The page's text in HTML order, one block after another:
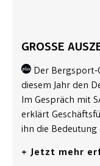
GROSSE
Der Bergsport-
diesem Jahr den
Im Gespräch mit
erklärt
ihn die Bedeutung
+ Jetzt mehr